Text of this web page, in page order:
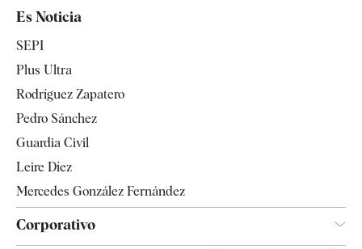
Televisión
Es Noticia
SEPI
Plus Ultra
Rodríguez Zapatero
Pedro Sánchez
Guardia Civil
Leire Díez
Mercedes González Fernández
Corporativo